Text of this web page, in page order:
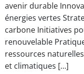
avenir durable
énergies vertes
carbone Initiatives
renouvelable
ressources
et climatiques […]